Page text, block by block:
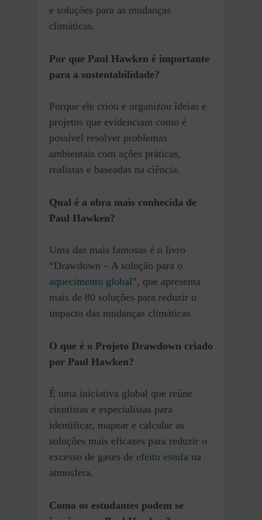
e soluções para as mudanças
climáticas.
Por que Paul Hawken é importante
para a sustentabilidade?
Porque ele criou e organizou ideias e
projetos que evidenciam como é
possível resolver problemas
ambientais com ações práticas,
realistas e baseadas na ciência.
Qual é a obra mais conhecida de
Paul Hawken?
Uma das mais famosas é o livro
“Drawdown – A solução para o
aquecimento global”, que apresenta
mais de 80 soluções para reduzir o
impacto das mudanças climáticas.
O que é o Projeto Drawdown criado
por Paul Hawken?
É uma iniciativa global que reúne
cientistas e especialistas para
identificar, mapear e calcular as
soluções mais eficazes para reduzir o
excesso de gases de efeito estufa na
atmosfera.
Como os estudantes podem se